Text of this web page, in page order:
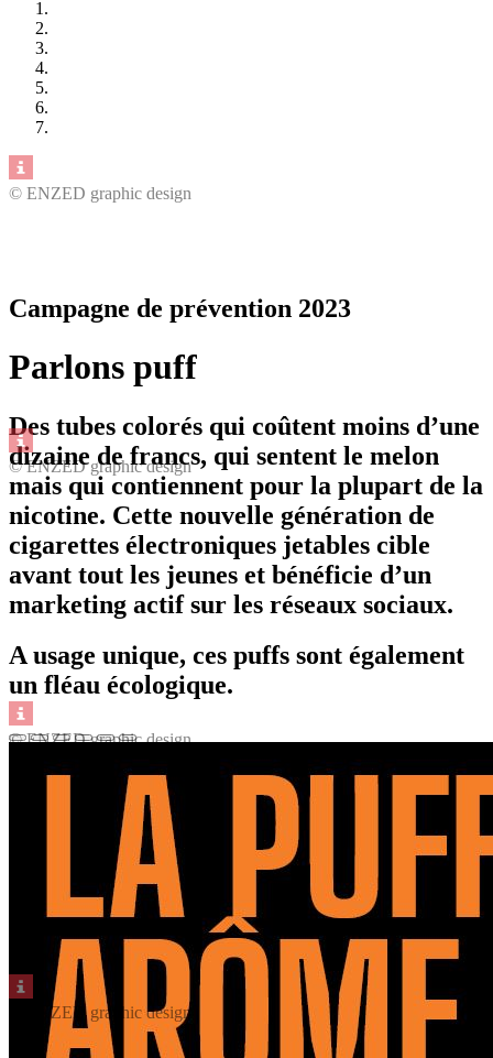
© ENZED graphic design
© ENZED graphic design
© ENZED graphic design
© ENZED graphic design
Campagne de prévention 2023
Parlons puff
Des tubes colorés qui coûtent moins d’une
dizaine de francs, qui sentent le melon
mais qui contiennent pour la plupart de la
nicotine. Cette nouvelle génération de
cigarettes électroniques jetables cible
avant tout les jeunes et bénéficie d’un
marketing actif sur les réseaux sociaux.
A usage unique, ces puffs sont également
un fléau écologique.